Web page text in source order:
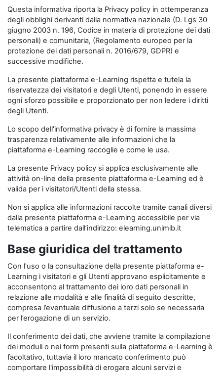
Questa informativa riporta la Privacy policy in ottemperanza
degli obblighi derivanti dalla normativa nazionale (D. Lgs 30
giugno 2003 n. 196, Codice in materia di protezione dei dati
personali) e comunitaria, (Regolamento europeo per la
protezione dei dati personali n. 2016/679, GDPR) e
successive modifiche.
La presente piattaforma e-Learning rispetta e tutela la
riservatezza dei visitatori e degli Utenti, ponendo in essere
ogni sforzo possibile e proporzionato per non ledere i diritti
degli Utenti.
Lo scopo dell'informativa privacy è di fornire la massima
trasparenza relativamente alle informazioni che la
piattaforma e-Learning raccoglie e come le usa.
La presente Privacy policy si applica esclusivamente alle
attività on-line della presente piattaforma e-Learning ed è
valida per i visitatori/Utenti della stessa.
Non si applica alle informazioni raccolte tramite canali diversi
dalla presente piattaforma e-Learning accessibile per via
telematica a partire dall’indirizzo: elearning.unimib.it
Base giuridica del trattamento
Con l'uso o la consultazione della presente piattaforma e-
Learning i visitatori e gli Utenti approvano esplicitamente e
acconsentono al trattamento dei loro dati personali in
relazione alle modalità e alle finalità di seguito descritte,
compresa l’eventuale diffusione a terzi solo se necessaria
per l’erogazione di un servizio.
Il conferimento dei dati, che avviene tramite la compilazione
dei moduli o nei form presenti sulla piattaforma e-Learning è
facoltativo, tuttavia il loro mancato conferimento può
comportare l'impossibilità di erogare alcuni servizi e